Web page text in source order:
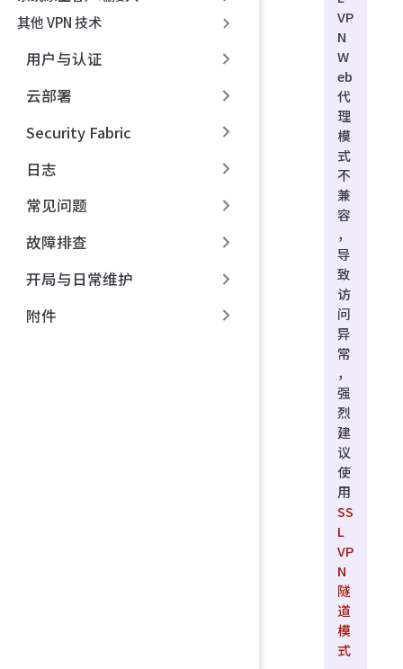
其他 VPN 技术
用户与认证
云部署
Security Fabric
日志
常见问题
故障排查
开局与日常维护
附件
VP
N
W
eb
代
理
模
式
不
兼
容
，
导
致
访
问
异
常
，
强
烈
建
议
使
用
SS
L
VP
N
隧
道
模
式